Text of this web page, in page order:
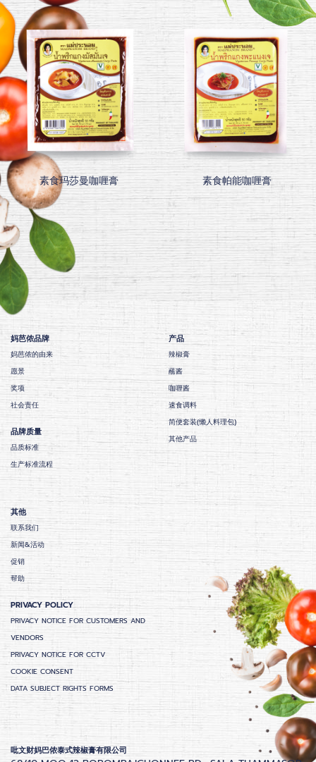
素食玛莎曼咖喱膏 素食帕能咖喱膏
妈芭侬品牌
妈芭侬的由来
愿景
奖项
社会责任
品牌质量
品质标准
生产标准流程
产品
辣椒膏
蘸酱
咖喱酱
速食调料
简便套装(懒人料理包)
其他产品
其他
联系我们
新闻&活动
促销
帮助
PRIVACY POLICY
PRIVACY NOTICE FOR CUSTOMERS AND
VENDORS
PRIVACY NOTICE FOR CCTV
COOKIE CONSENT
DATA SUBJECT RIGHTS FORMS
吡文财妈巴侬泰式辣椒膏有限公司